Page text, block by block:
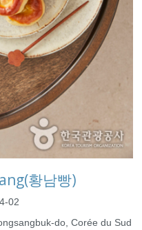
황남빵)
02
do, Corée du Sud